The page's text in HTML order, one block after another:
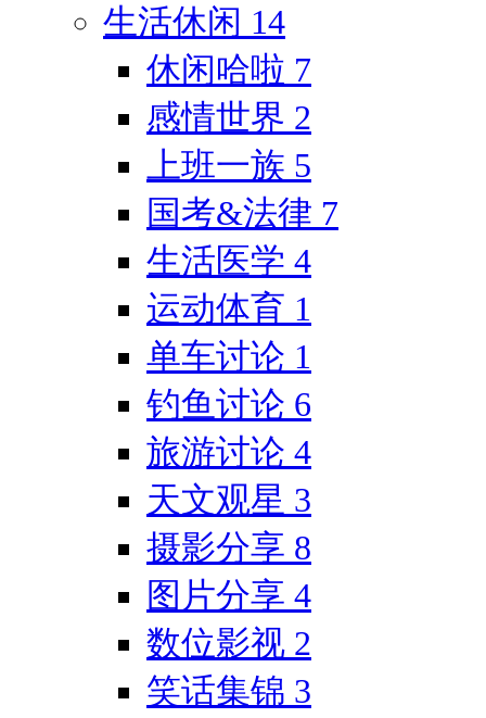
生活休闲 14
休闲哈啦 7
感情世界 2
上班一族 5
国考&法律 7
生活医学 4
运动体育 1
单车讨论 1
钓鱼讨论 6
旅游讨论 4
天文观星 3
摄影分享 8
图片分享 4
数位影视 2
笑话集锦 3